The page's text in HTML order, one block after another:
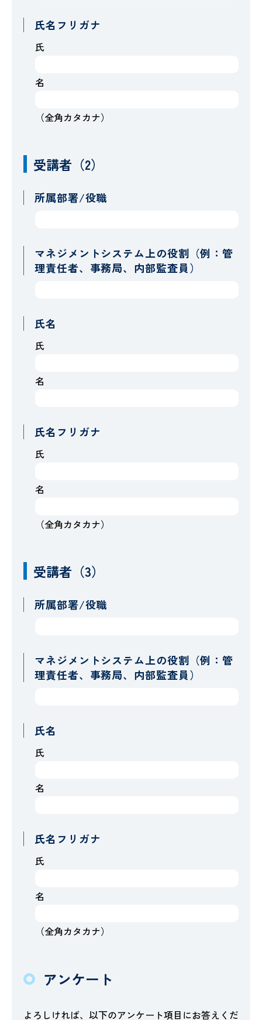
氏名フリガナ
氏
名
（全角カタカナ）
受講者（2）
所属部署/役職
マネジメントシステム上の役割（例：管
理責任者、事務局、内部監査員）
氏名
氏
名
氏名フリガナ
氏
名
（全角カタカナ）
受講者（3）
所属部署/役職
マネジメントシステム上の役割（例：管
理責任者、事務局、内部監査員）
氏名
氏
名
氏名フリガナ
氏
名
（全角カタカナ）
アンケート
よろしければ、以下のアンケート項目にお答えくだ